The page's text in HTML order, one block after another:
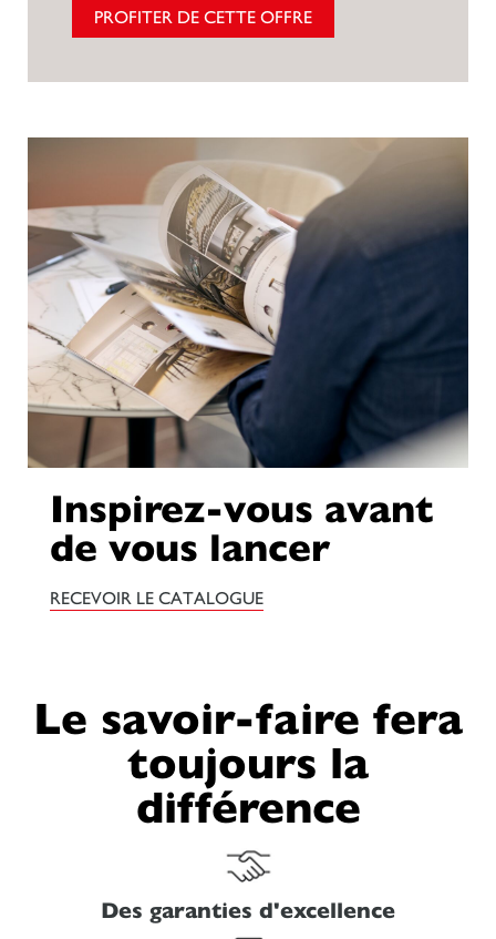
PROFITER DE CETTE OFFRE
Inspirez-vous avant
de vous lancer
RECEVOIR LE CATALOGUE
Le savoir-faire fera
toujours la
différence
Des garanties d'excellence